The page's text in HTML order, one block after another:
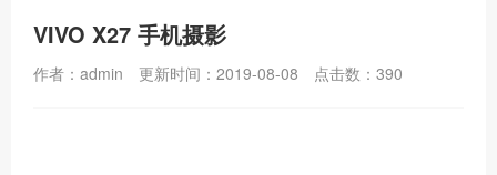
VIVO X27 手机摄影
作者：admin 更新时间：2019-08-08 点击数： 390